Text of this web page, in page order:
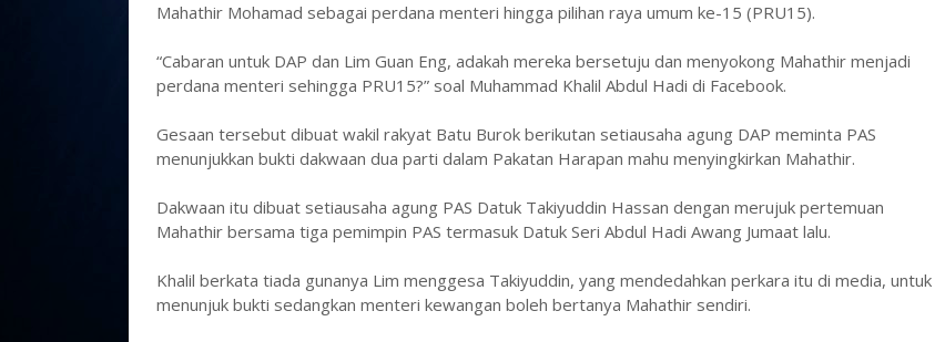
Mahathir Mohamad sebagai perdana menteri hingga pilihan raya umum ke-15 (PRU15).
“Cabaran untuk DAP dan Lim Guan Eng, adakah mereka bersetuju dan menyokong Mahathir menjadi
perdana menteri sehingga PRU15?” soal Muhammad Khalil Abdul Hadi di Facebook.
Gesaan tersebut dibuat wakil rakyat Batu Burok berikutan setiausaha agung DAP meminta PAS
menunjukkan bukti dakwaan dua parti dalam Pakatan Harapan mahu menyingkirkan Mahathir.
Dakwaan itu dibuat setiausaha agung PAS Datuk Takiyuddin Hassan dengan merujuk pertemuan
Mahathir bersama tiga pemimpin PAS termasuk Datuk Seri Abdul Hadi Awang Jumaat lalu.
Khalil berkata tiada gunanya Lim menggesa Takiyuddin, yang mendedahkan perkara itu di media, untuk
menunjuk bukti sedangkan menteri kewangan boleh bertanya Mahathir sendiri.